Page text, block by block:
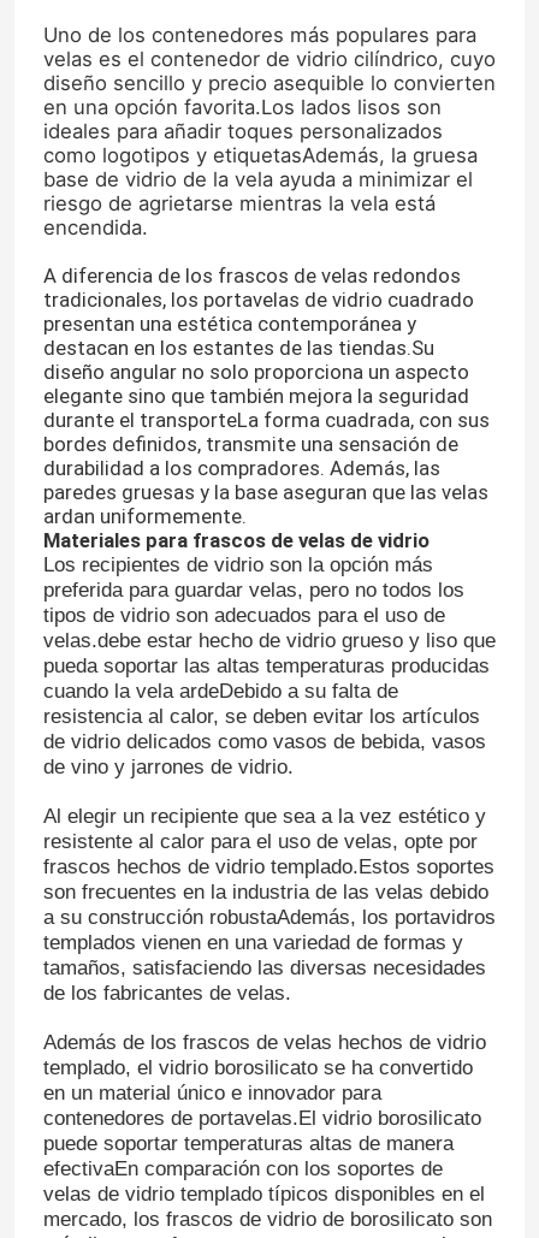
Inicio
Productos
Sobre nosotros
Visita a la fábrica
Control de Calidad
Contacto
Solicitar una cotización
Botellas de vidrio
tarros de cristal
Tazas de vidrio
Uno de los contenedores más populares para
velas es el contenedor de vidrio cilíndrico, cuyo
diseño sencillo y precio asequible lo convierten
en una opción favorita.Los lados lisos son
ideales para añadir toques personalizados
como logotipos y etiquetasAdemás, la gruesa
base de vidrio de la vela ayuda a minimizar el
riesgo de agrietarse mientras la vela está
encendida.
A diferencia de los frascos de velas redondos
tradicionales, los portavelas de vidrio cuadrado
presentan una estética contemporánea y
destacan en los estantes de las tiendas.Su
diseño angular no solo proporciona un aspecto
elegante sino que también mejora la seguridad
durante el transporteLa forma cuadrada, con sus
bordes definidos, transmite una sensación de
durabilidad a los compradores. Además, las
paredes gruesas y la base aseguran que las velas
ardan uniformemente.
Materiales para frascos de velas de vidrio
Los recipientes de vidrio son la opción más
preferida para guardar velas, pero no todos los
tipos de vidrio son adecuados para el uso de
velas.debe estar hecho de vidrio grueso y liso que
pueda soportar las altas temperaturas producidas
cuando la vela ardeDebido a su falta de
resistencia al calor, se deben evitar los artículos
de vidrio delicados como vasos de bebida, vasos
de vino y jarrones de vidrio.
Al elegir un recipiente que sea a la vez estético y
resistente al calor para el uso de velas, opte por
frascos hechos de vidrio templado.Estos soportes
son frecuentes en la industria de las velas debido
a su construcción robustaAdemás, los portavidros
templados vienen en una variedad de formas y
tamaños, satisfaciendo las diversas necesidades
de los fabricantes de velas.
Además de los frascos de velas hechos de vidrio
templado, el vidrio borosilicato se ha convertido
en un material único e innovador para
contenedores de portavelas.El vidrio borosilicato
puede soportar temperaturas altas de manera
efectivaEn comparación con los soportes de
velas de vidrio templado típicos disponibles en el
mercado, los frascos de vidrio de borosilicato son